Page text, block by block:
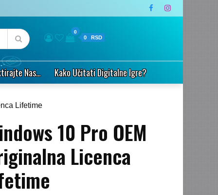
0
0
Nas… Kako Učitati Digitalne Igre?
Lifetime
10 Pro OEM
Licenca